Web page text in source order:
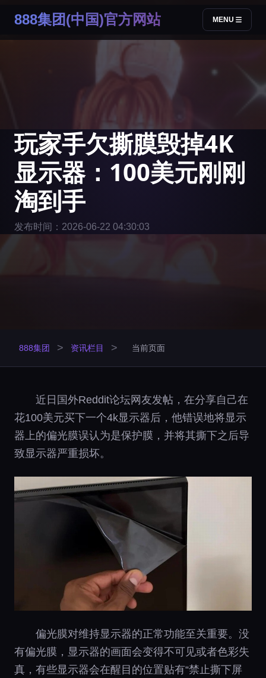
888集团(中国)官方网站 MENU
玩家手欠撕膜毁掉4K
显示器：100美元刚刚
淘到手
发布时间：2026-06-22 04:30:03
888集团 > 资讯栏目 > 当前页面
近日国外Reddit论坛网友发帖，在分享自己在
花100美元买下一个4k显示器后，他错误地将显示
器上的偏光膜误认为是保护膜，并将其撕下之后导
致显示器严重损坏。
偏光膜对维持显示器的正常功能至关重要。没
有偏光膜，显示器的画面会变得不可见或者色彩失
真，有些显示器会在醒目的位置贴有“禁止撕下屏